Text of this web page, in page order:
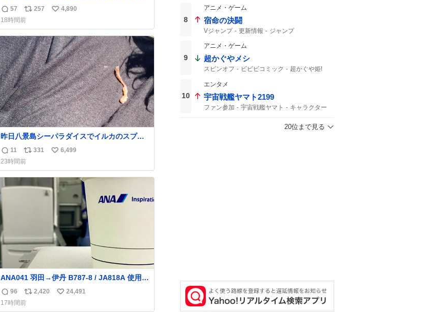
局に行ったみたいです。おもちゃとか買う選
択肢もあったと思うけど、自分で貯めてた2万
円を役に立てて欲しい、みんなも元気になっ
て欲しいと。家内も一緒に募金したので、自
分も何かできたらなぁと思いました。
返
信
数
57
リ
ポ
ス
ト
数
257
い
ね
数
4,890
18時間前
昨日八景島シーパラダイスでイルカのスプラ
ッシュを浴びたらゲソのおまけがついてきま
した。誰の食べカスかわからないけど、とて
も愛おしいです。こんなおまけまで付けても
らって感謝しかありません。 #ふれあいラグ
ーン #横浜八景島シーパラダイス
返
信
数
11
リ
ポ
ス
ト
331
い
ね
数
6,499
23時間前
ANA041 羽田→伊丹 B787-8 / JA818A 使用機
到着遅れにつき 「安全に支障ない範囲で1分1
秒でも遅延回復に努めております」と機長の
気合い十分！ が、フライトは順調に進みす
返
信
96
リ
ポ
2,420
い
24,491
17時間前
8
アニメ・ゲーム
宿命の決闘
Vジャンプ 更新情報 ジャンプ
9
アニメ・ゲーム
超かぐやメシ
スピンオフ ビビビコミック
超かぐや姫!
超かぐや姫
10
エンタメ
宇宙戦艦ヤマト2199
ファン参加 宇宙戦艦ヤマト キャラクター
20位まで見る